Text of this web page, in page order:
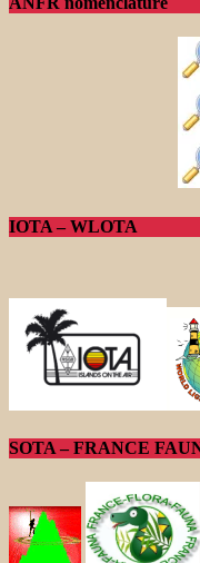
IOTA – WLOTA
SOTA – FRANCE